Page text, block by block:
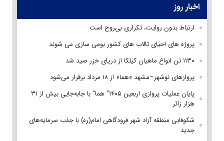
اخبار روز
ارتباط بدون روایت، تکراری بی‌روح است
پروژه های احیای تالاب های کشور بومی سازی می شوند
۱۱۳۰ تن انواع ماهیان کیلکا از دریای خزر صید شد
پروازهای نوشهر–مشهد «هما» از ۱۸ مرداد برقرار می‌شود
پایان عملیات پروازی اربعین ۱۴۰۵" هما" با جابه‌جایی بیش از ۳۱
هزار زائر
شکوفایی منطقه آزاد شهر فرودگاهی امام(ره) با جذب سرمایه‌های
جدید